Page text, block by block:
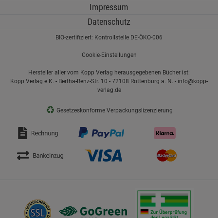
Impressum
Datenschutz
BIO-zertifiziert: Kontrollstelle DE-ÖKO-006
Cookie-Einstellungen
Hersteller aller vom Kopp Verlag herausgegebenen Bücher ist:
Kopp Verlag e.K. - Bertha-Benz-Str. 10 - 72108 Rottenburg a. N. - info@kopp-
verlag.de
♻ Gesetzeskonforme Verpackungslizenzierung
Cookie-Informationen anzeigen
Statistik Cookies (2)
Beschreibung Statistik Cookies
Cookie-Informationenanzeigen
Beschreibung Marketing Cookies
Cookie-Informationen
Datenschutzerklärung Impressum